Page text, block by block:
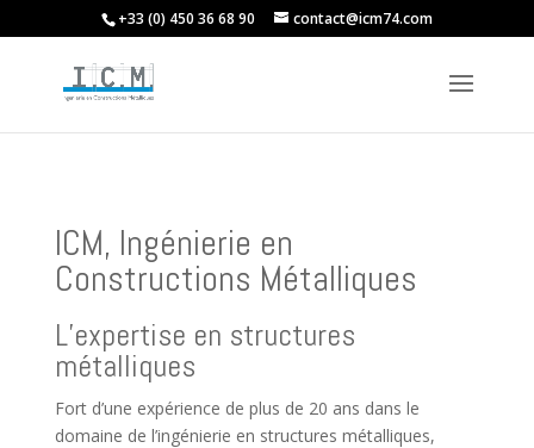
+33 (0) 450 36 68 90 contact@icm74.com
ICM, Ingénierie en
Constructions Métalliques
L’expertise en structures
métalliques
Fort d’une expérience de plus de 20 ans dans le
domaine de l’ingénierie en structures métalliques,